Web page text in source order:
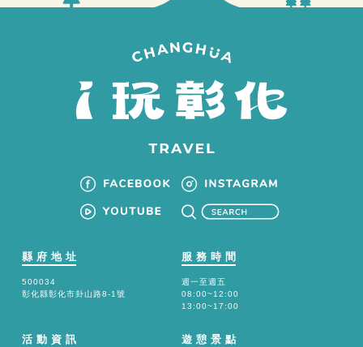
縣府地址
500034
彰化縣彰化市卦山路8-1號
服務時間
週一至週五
08:00~12:00
13:00~17:00
活動資訊 遊憩景點